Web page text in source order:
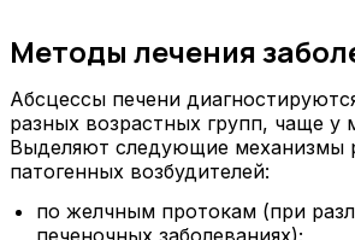
Методы лечения
Абсцессы печени
разных возрастных групп, чаще у
Выделяют следующие механизмы
патогенных возбудителей:
по желчным протокам (при